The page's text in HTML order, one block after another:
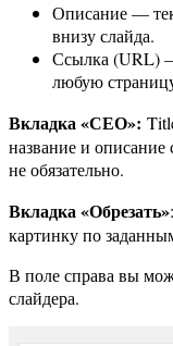
Описание —
внизу слайда.
Ссылка (URL)
любую
Вкладка «СЕО»:
название и описание
не обязательно.
Вкладка «Обрезать»
картинку по
В поле справа вы
слайдера.